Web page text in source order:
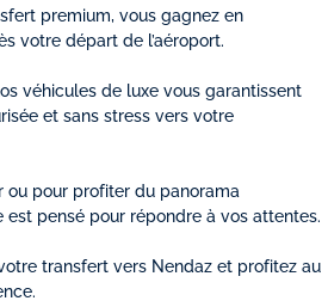
premium, vous gagnez en
votre départ de l’aéroport.
véhicules de luxe vous garantissent
et sans stress vers votre
ou pour profiter du panorama
pensé pour répondre à vos attentes.
transfert vers Nendaz et profitez au